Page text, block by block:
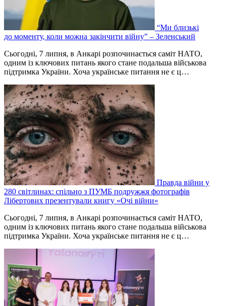
“Ми близькі
до моменту, коли можна закінчити війну” – Зеленський
Сьогодні, 7 липня, в Анкарі розпочинається саміт НАТО,
одним із ключових питань якого стане подальша військова
підтримка України. Хоча українське питання не є ц…
Правда війни у
280 світлинах: спільно з ПУМБ подружжя фотографів
Лібертових презентували книгу «Очі війни»
Сьогодні, 7 липня, в Анкарі розпочинається саміт НАТО,
одним із ключових питань якого стане подальша військова
підтримка України. Хоча українське питання не є ц…